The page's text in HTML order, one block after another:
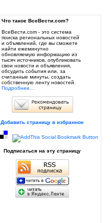
Что такое ВсеВести.com?
ВсеВести.com - это система
поиска региональных новостей
и объявлений, где вы сможете
найти ежеминутно
обновляемую информацию из
тысяч источников, опубликовать
свои новости и объявления,
обсудить события или, за
считанные минуты, создать
собственную ленту новостей.
Подробнее...
Добавить страницу в избранное
Подписаться на эту страницу